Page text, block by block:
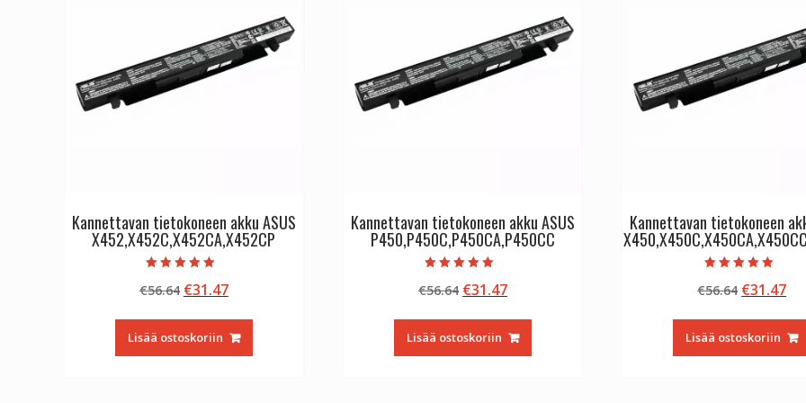
Kannettavan tietokoneen akku ASUS
X452,X452C,X452CA,X452CP
tuotteesta:
5.00
€56.64 Alkuperäinen
oli:
€56.64.
€31.47Nykyinen
on:
€31.47.
Lisää ostoskoriin
Kannettavan tietokoneen akku ASUS
P450,P450C,P450CA,P450CC
tuotteesta:
5.00
€56.64 Alkuperäinen
oli:
€56.64.
€31.47Nykyinen
on:
€31.47.
Lisää ostoskoriin
Kannettavan tietokoneen
tuotteesta:
5.00
€56.64
oli:
€56.64.
€31.47
on:
Lisää ostoskoriin